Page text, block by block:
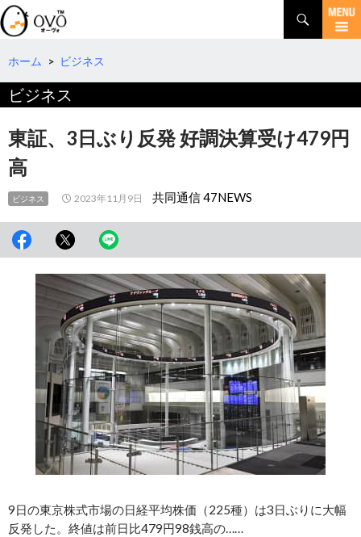
検
索
コ
テ
へ
移
動
ホーム > ビジネス
ビジネス
東証、3日ぶり反発 好調決算受け479円
高
ビジネス 2023年11月9日 共同通信 47NEWS
9日の東京株式市場の日経平均株価（225種）は3日ぶりに大幅
反発した。終値は前日比479円98銭高の……